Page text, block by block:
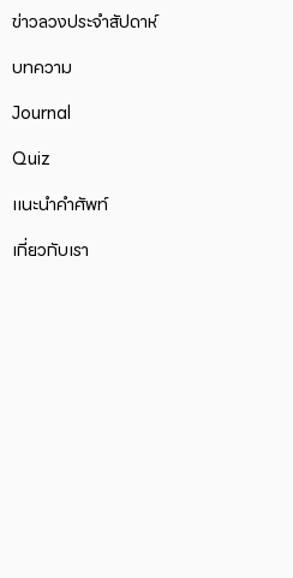
ข่าวลวงประจำสัปดาห์
บทความ
Journal
Quiz
แนะนำคำศัพท์
เกี่ยวกับเรา